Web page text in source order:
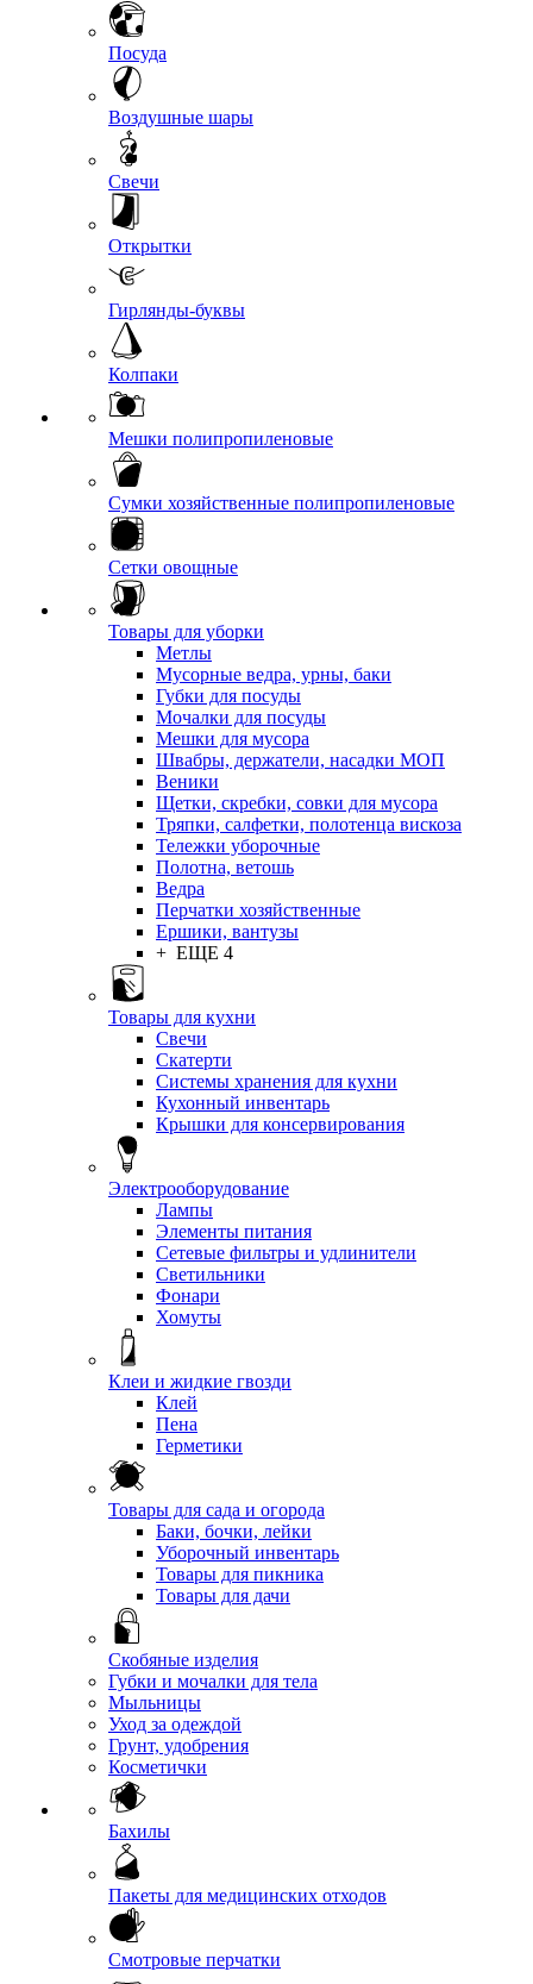
Посуда
Воздушные шары
Свечи
Открытки
Гирлянды-буквы
Колпаки
Мешки полипропиленовые
Сумки хозяйственные полипропиленовые
Сетки овощные
Товары для уборки
Метлы
Мусорные ведра, урны, баки
Губки для посуды
Мочалки для посуды
Мешки для мусора
Швабры, держатели, насадки МОП
Веники
Щетки, скребки, совки для мусора
Тряпки, салфетки, полотенца вискоза
Тележки уборочные
Полотна, ветошь
Ведра
Перчатки хозяйственные
Ершики, вантузы
+ ЕЩЕ 4
Товары для кухни
Свечи
Скатерти
Системы хранения для кухни
Кухонный инвентарь
Крышки для консервирования
Электрооборудование
Лампы
Элементы питания
Сетевые фильтры и удлинители
Светильники
Фонари
Хомуты
Клеи и жидкие гвозди
Клей
Пена
Герметики
Товары для сада и огорода
Баки, бочки, лейки
Уборочный инвентарь
Товары для пикника
Товары для дачи
Скобяные изделия
Губки и мочалки для тела
Мыльницы
Уход за одеждой
Грунт, удобрения
Косметички
Бахилы
Пакеты для медицинских отходов
Смотровые перчатки